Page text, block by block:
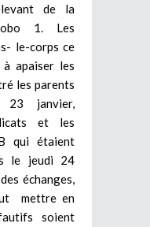
de la
1. Les
le-corps ce
apaiser les
les parents
23 janvier,
et les
qui étaient
le jeudi 24
échanges,
mettre en
soient